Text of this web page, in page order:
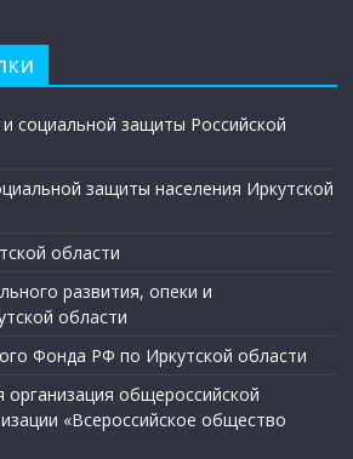
социальной защиты Российской
защиты населения Иркутской
области
развития, опеки и
области
Фонда РФ по Иркутской области
организация общероссийской
«Всероссийское общество